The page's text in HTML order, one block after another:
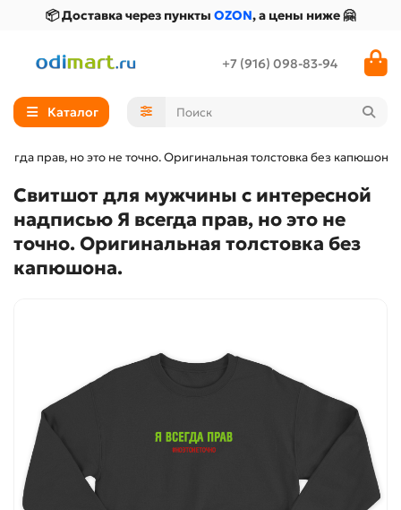
📦 Доставка через пункты OZON, а цены ниже 🤗
+7 (916) 098-83-94
Каталог
прав, но это не точно. Оригинальная толстовка без капюшона.
Свитшот для мужчины с интересной
надписью Я всегда прав, но это не
точно. Оригинальная толстовка без
капюшона.